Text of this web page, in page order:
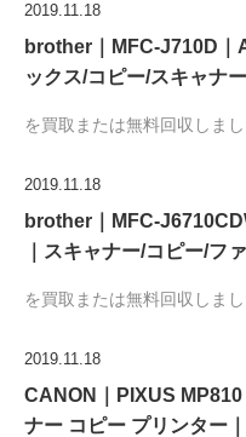
2019.11.18
brother｜MFC-J710D｜
ックス/コピー/スキャナ
を買取または無料回収しま
2019.11.18
brother｜MFC-
｜スキャナー/コピー/フ
を買取または無料回収しま
2019.11.18
CANON｜PIXUS
ナー コピー プリンター